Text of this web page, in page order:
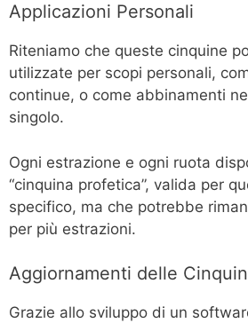
Applicazioni Personali
Riteniamo che queste cinquine
utilizzate per scopi personali,
continue, o come abbinamenti
singolo.
Ogni estrazione e ogni ruota
“cinquina profetica”, valida per
specifico, ma che potrebbe
per più estrazioni.
Aggiornamenti delle
Grazie allo sviluppo di un